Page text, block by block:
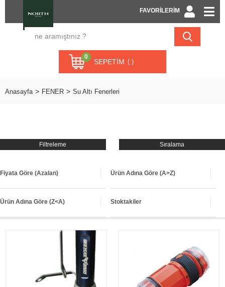
FAVORİLERİM
SEPETIM
0
Anasayfa FENER Su Altı Fenerleri
Filtreleme Sıralama
Fiyata Göre (Azalan) Ürün Adına Göre (A>Z)
Ürün Adına Göre (Z<A) Stoktakiler